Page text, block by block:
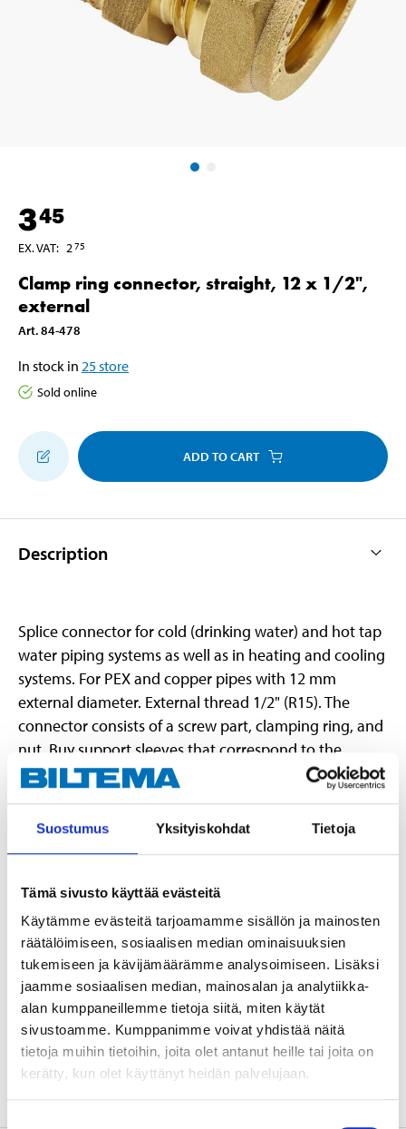
Suostumus Yksityiskohdat Tietoja
Tämä sivusto käyttää evästeitä
Käytämme evästeitä tarjoamamme sisällön ja mainosten
räätälöimiseen, sosiaalisen median ominaisuuksien
tukemiseen ja kävijämäärämme analysoimiseen. Lisäksi
jaamme sosiaalisen median, mainosalan ja analytiikka-
alan kumppaneillemme tietoja siitä, miten käytät
sivustoamme. Kumppanimme voivat yhdistää näitä
tietoja muihin tietoihin, joita olet antanut heille tai joita on
kerätty, kun olet käyttänyt heidän palvelujaan.
345
EX. VAT: 275
Clamp ring connector, straight, 12 x 1/2",
external
Art.84-478
In stock in 25store
Sold online
ADD TO CART
Description
Splice connector for cold (drinking water) and hot tap
water piping systems as well as in heating and cooling
systems. For PEX and copper pipes with 12 mm
external diameter. External thread 1/2" (R15). The
connector consists of a screw part, clamping ring, and
nut. Buy support sleeves that correspond to the
selected pipe type. A support sleeve should be used
for semi-hard and soft copper pipes as well as PEX
pipes. Made of dezincification-resistant brass. Type
approved/certified by RISE, SINTEF & STF.
Technical specifications
Dimensions
12 x 1/2" (R15)
Brass CW511L
Pressure class
Max. 1,0 MPa (10 bar)
Certificate
RISE, SINTEF, STF